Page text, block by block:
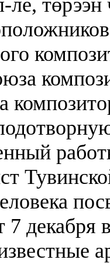
ле,
7 декабря